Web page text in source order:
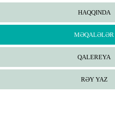
HAQQINDA
MƏQALƏLƏR
QALEREYA
RƏY YAZ